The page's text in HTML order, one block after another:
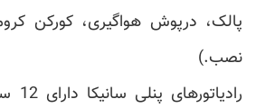
پالک، درپوش هواگیری، کورکن
نصب.)